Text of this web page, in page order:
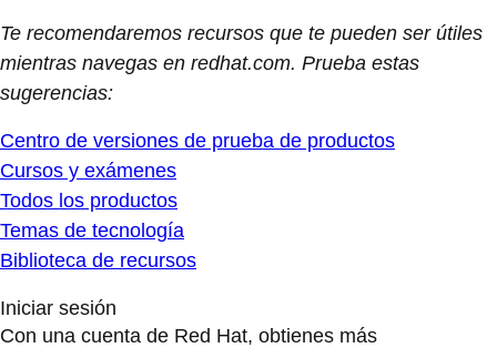
Te recomendaremos recursos que te pueden ser útiles
mientras navegas en redhat.com. Prueba estas
sugerencias:
Centro de versiones de prueba de productos
Cursos y exámenes
Todos los productos
Temas de tecnología
Biblioteca de recursos
Iniciar sesión
Con una cuenta de Red Hat, obtienes más